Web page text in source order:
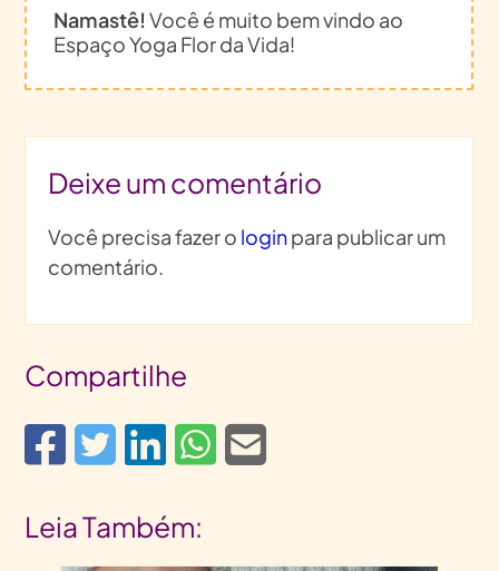
Namastê! Você é muito bem vindo ao
Espaço Yoga Flor da Vida!
Deixe um comentário
Você precisa fazer o loginpara publicar um
comentário.
Compartilhe
Leia Também: